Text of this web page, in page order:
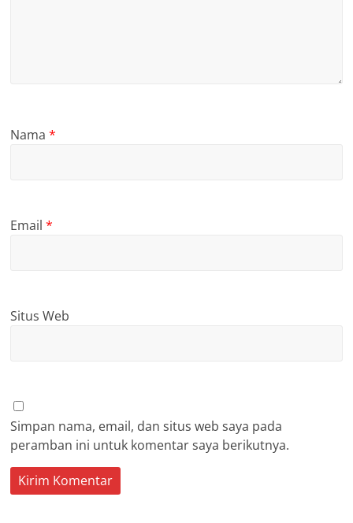
Nama*
Email*
Situs Web
Simpan nama, email, dan situs web saya pada
peramban ini untuk komentar saya berikutnya.